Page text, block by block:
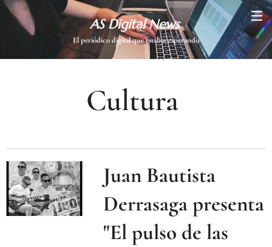
AS Digital News
El periódico digital que estabas esperando
Cultura
Juan Bautista
Derrasaga presenta
"El pulso de las